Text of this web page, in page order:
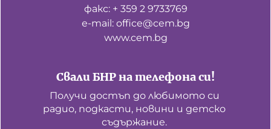
Свали БНР на телефона си!
Получи достъп до любимото си
радио, подкасти, новини и детско
съдържание.
факс: + 359 2 9733769
е-mail: office@cem.bg
www.cem.bg